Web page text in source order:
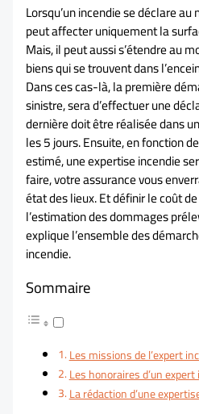
Lorsqu’un incendie se déclare
peut affecter uniquement la
Mais, il peut aussi s’étendre au
biens qui se trouvent dans
Dans ces cas-là, la première
sinistre, sera d’effectuer une
dernière doit être réalisée dans
les 5 jours. Ensuite, en fonction
estimé, une expertise incendie
faire, votre assurance vous
état des lieux. Et définir le coût
l’estimation des dommages
explique l’ensemble des
incendie.
Sommaire
Les missions de l’expert
Les honoraires d’un
La rédaction d’une